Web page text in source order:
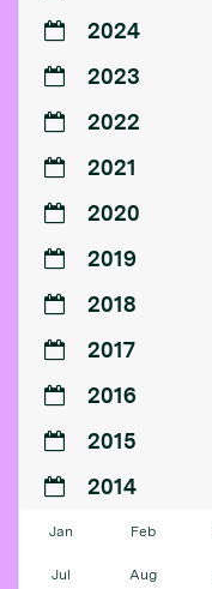
2024
2023
2022
2021
2020
2019
2018
2017
2016
2015
2014
Jan Feb
Jul Aug